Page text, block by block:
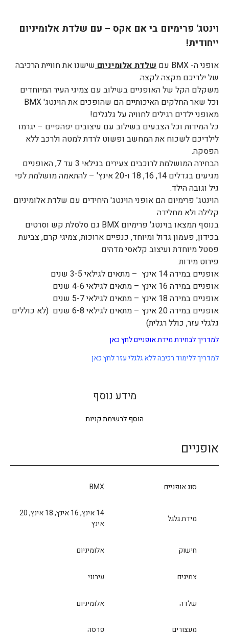
וינטג' פרימיום בי אם אקס – עם שלדת אלומיניום
ייחודית!
אופני ה- BMX עם שלדת אלומיניוםשישנו את חוויית הרכיבה
של ילדיכם מקצה לקצה.
משקלם הקל של האופניים בשילוב עם צמיגי העיר המיוחדים
וכל שאר החלקים האיכותיים הם שהופכים את הוינטג' BMX
מאופני ילדים רגילים לחוויה על גלגלים!
כל המידות וכל הצבעים בשילוב עם עיצובים יפהפיים – יגרמו
לילדיכם לשכוח את המחשב ופשוט לרדת למטה ולרכב ללא
הפסקה.
הבחירה המושלמת לרוכבים צעירים בגילאי 3 עד 7, האופניים
מגיעים בגדלים 14, 16, 18 ו-20 אינץ' – להתאמה מושלמת לפי
גיל וגובה הילד.
הוינטג' פרימיום הם אופני הוינטג' היחידים עם שלדת אלומיניום
קלילה ולא מחלידה
בנוסף תמצאו בוינטג' פרימיום BMX גם סלסלת קש וסרטים
בכידון, פעמון גדול ומיוחד, כנפיים ארוכות, צמיגי קרם, צביעת
פסטל מיוחדת ועיצוב קלאסי מדהים
פירוט מידות:
אופניים במידה 14 אינץ – מתאים לגילאי 3-5 שנים
אופניים במידה 16 אינץ – מתאים לגילאי 4-6 שנים
אופניים במידה 18 אינץ – מתאים לגילאי 5-7 שנים
אופניים במידה 20 אינץ – מתאים לגילאי 6-8 שנים (לא כוללים
גלגלי עזר, כולל רגלית)
למדריך לבחירת מידת אופניים לחץ כאן
למדריך ללימוד רכיבה ללא גלגלי עזר לחץ כאן
מידע נוסף
הוסף לרשימת קניות
אופניים
סוג אופניים BMX
מידת גלגל
14 אינץ, 16 אינץ, 18 אינץ, 20
אינץ
חישוק אלומיניום
צמיגים עירוני
שלדה אלומיניום
מעצורים פרסה